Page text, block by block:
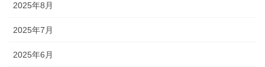
2025年8月
2025年7月
2025年6月